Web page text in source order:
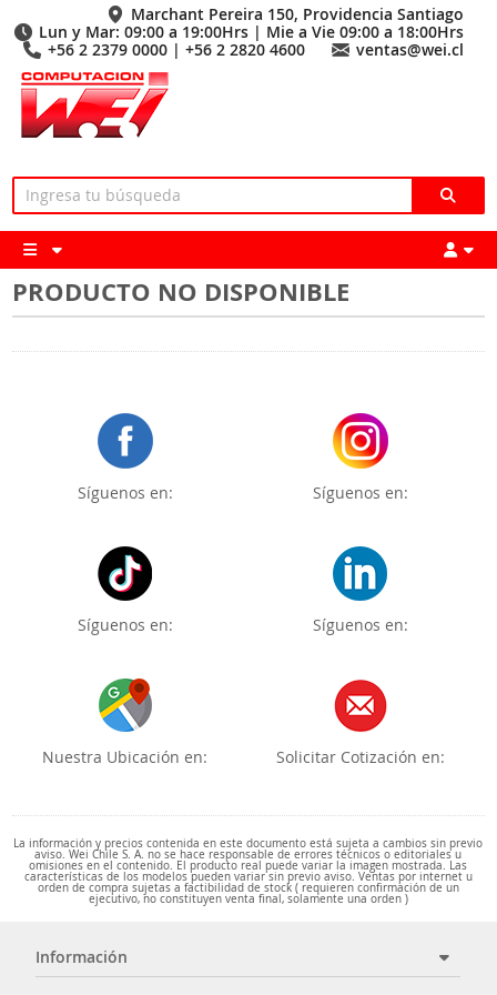
Marchant Pereira 150, Providencia Santiago
Lun y Mar: 09:00 a 19:00Hrs | Mie a Vie 09:00 a 18:00Hrs
+56 2 2379 0000 | +56 2 2820 4600
ventas@wei.cl
PRODUCTO NO DISPONIBLE
Síguenos en: Síguenos en:
Síguenos en: Síguenos en:
Nuestra Ubicación en: Solicitar Cotización en:
La información y precios contenida en este documento está sujeta a cambios sin previo
aviso. Wei Chile S. A. no se hace responsable de errores técnicos o editoriales u
omisiones en el contenido. El producto real puede variar la imagen mostrada. Las
características de los modelos pueden variar sin previo aviso. Ventas por internet u
orden de compra sujetas a factibilidad de stock ( requieren confirmación de un
ejecutivo, no constituyen venta final, solamente una orden )
Información